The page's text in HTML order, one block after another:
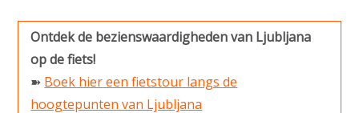
Ontdek de bezienswaardigheden van Ljubljana
op de fiets!
➽ Boek hier een fietstour langs de
hoogtepunten van Ljubljana